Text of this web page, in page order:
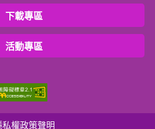
下載專區
活動專區
私權政策聲明